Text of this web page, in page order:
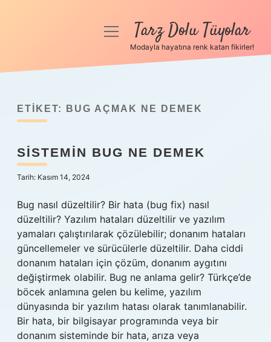
Anasayfa
Yasal Uyarı
Hakkımızda
menüyüTarz Dolu Tüyolar
Modayla hayatına renk katan fikirler!
ETIKET: BUG AÇMAK NE DEMEK
SISTEMIN BUG NE DEMEK
Tarih: Kasım 14, 2024
Bug nasıl düzeltilir? Bir hata (bug fix) nasıl
düzeltilir? Yazılım hataları düzeltilir ve yazılım
yamaları çalıştırılarak çözülebilir; donanım hataları
güncellemeler ve sürücülerle düzeltilir. Daha ciddi
donanım hataları için çözüm, donanım aygıtını
değiştirmek olabilir. Bug ne anlama gelir? Türkçe’de
böcek anlamına gelen bu kelime, yazılım
dünyasında bir yazılım hatası olarak tanımlanabilir.
Bir hata, bir bilgisayar programında veya bir
donanım sisteminde bir hata, arıza veya